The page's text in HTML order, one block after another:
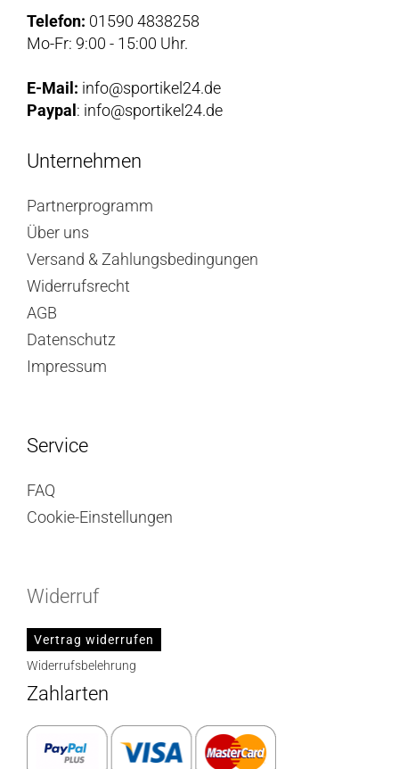
Telefon: 01590 4838258
Mo-Fr: 9:00 - 15:00 Uhr.
E-Mail: info@sportikel24.de
Paypal : info@sportikel24.de
Unternehmen
Partnerprogramm
Über uns
Versand & Zahlungsbedingungen
Widerrufsrecht
AGB
Datenschutz
Impressum
Service
FAQ
Cookie-Einstellungen
Widerruf
Vertrag widerrufen
Widerrufsbelehrung
Zahlarten